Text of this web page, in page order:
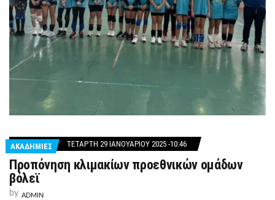
ΑΚΑΔΗΜΙΕΣ ΤΕΤΆΡΤΗ 29 ΙΑΝΟΥΑΡΊΟΥ 2025 -10:46
Προπόνηση κλιμακίων προεθνικών ομάδων
βόλεϊ
by ADMIN